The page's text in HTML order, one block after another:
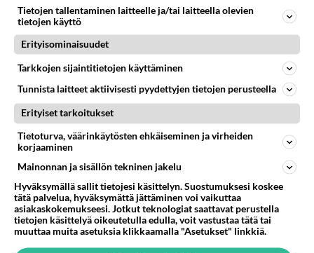
Takaisin ylös
LUETUIMMAT KESKUSTELUT
PÄIVÄ VIIKKO KUUKAUSI
Martinan bisneksillä ei mene hyvin
05.08.2026 05:51
Kotimaiset julkkisjuorut
327
05.08.2026 07:23
Kotimaiset julkkisjuorut
1299
Jos SDP ei voita reilusti, persut kumoavat demokratian Suomesta
Näin tekisi ainakin Rydman seuratessaan idolinsa Trumpin mallia https://www.is.fi/politiikka/art-2000012187244.html
Tietojen tallentaminen laitteelle ja/tai laitteella olevien
tietojen käyttö
Erityisominaisuudet
Tarkkojen sijaintitietojen käyttäminen
Tunnista laitteet aktiivisesti pyydettyjen tietojen perusteella
Erityiset tarkoitukset
Tietoturva, väärinkäytösten ehkäiseminen ja virheiden
korjaaminen
Mainonnan ja sisällön tekninen jakelu
Hyväksymällä sallit tietojesi käsittelyn. Suostumuksesi koskee
tätä palvelua, hyväksymättä jättäminen voi vaikuttaa
asiakaskokemukseesi. Jotkut teknologiat saattavat perustella
tietojen käsittelyä oikeutetulla edulla, voit vastustaa tätä tai
muuttaa muita asetuksia klikkaamalla "Asetukset" linkkiä.